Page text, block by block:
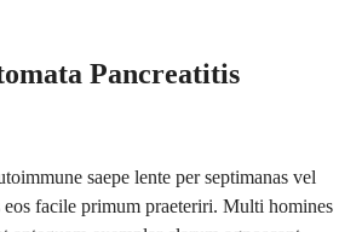
Pancreatitis
saepe lente per septimanas vel
eos facile primum praeteriri. Multi homines